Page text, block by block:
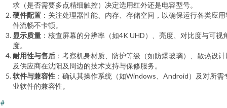
求（是否需要多点精细触控）决定选用红外还是电容型号。
硬件配置 ：关注处理器性能、内存、存储空间，以确保运行各类应用
件流畅不卡顿。
显示质量 ：核查屏幕的分辨率（如4K UHD）、亮度、对比度与可视
度。
耐用性与售后 ：考察机身材质、防护等级（如防爆玻璃）、散热设计
及供应商在沈阳及周边的技术支持与保修服务。
软件与兼容性 ：确认其操作系统（如Windows、Android）及对所需
业软件的兼容性。